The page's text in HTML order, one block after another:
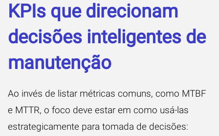
KPIs que direcionam
decisões inteligentes de
manutenção
Ao invés de listar métricas comuns, como MTBF
e MTTR, o foco deve estar em como usá-las
estrategicamente para tomada de decisões: